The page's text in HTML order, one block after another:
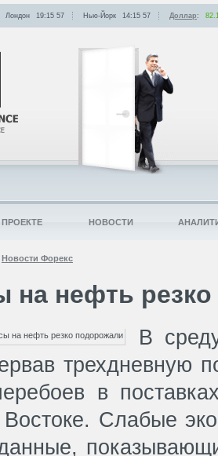
Новости Форекс
на нефть
В
трехдневную
в
Слабые
Лондон 19:15 57 Нью-Йорк 14:15 57 Доллар:
НОВОСТИ